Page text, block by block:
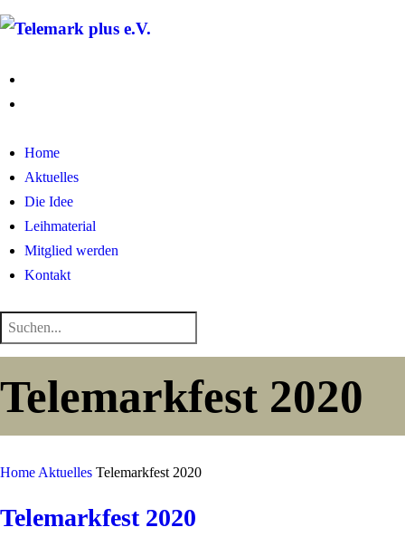
Home
Aktuelles
Die Idee
Leihmaterial
Mitglied werden
Kontakt
Telemarkfest 2020
Home Aktuelles Telemarkfest 2020
Telemarkfest 2020